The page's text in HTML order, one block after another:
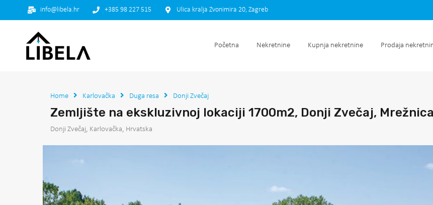
Početna Nekretnine Kupnja nekretnine
info@libela.hr +385 98 227 515 Ulica kralja Zvonimira 20, Zagreb
Početna Nekretnine Kupnja nekretnine Prodaja
Home Karlovačka Duga resa Donji Zvečaj
Zemljište na ekskluzivnoj lokaciji 1700m2, Donji Zvečaj, Mrežnica
Donji Zvečaj, Karlovačka, Hrvatska